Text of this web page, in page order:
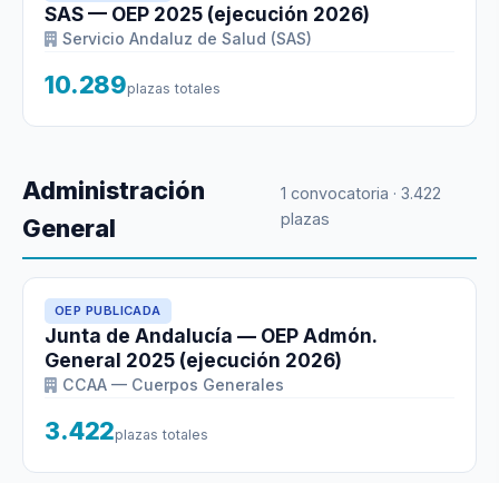
SAS — OEP 2025 (ejecución 2026)
Servicio Andaluz de Salud (SAS)
10.289plazas totales
Administración
General
1 convocatoria · 3.422
plazas
OEP PUBLICADA
Junta de Andalucía — OEP Admón.
General 2025 (ejecución 2026)
CCAA — Cuerpos Generales
3.422plazas totales